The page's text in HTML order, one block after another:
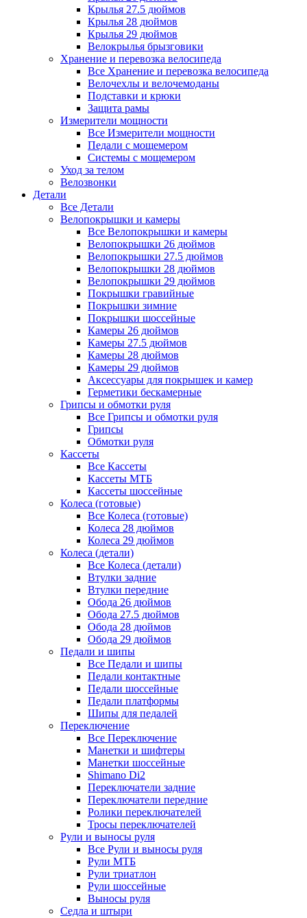
Крылья 27.5 дюймов
Крылья 28 дюймов
Крылья 29 дюймов
Велокрылья брызговики
Хранение и перевозка велосипеда
Все Хранение и перевозка велосипеда
Велочехлы и велочемоданы
Подставки и крюки
Защита рамы
Измерители мощности
Все Измерители мощности
Педали с мощемером
Системы с мощемером
Уход за телом
Велозвонки
Детали
Все Детали
Велопокрышки и камеры
Все Велопокрышки и камеры
Велопокрышки 26 дюймов
Велопокрышки 27.5 дюймов
Велопокрышки 28 дюймов
Велопокрышки 29 дюймов
Покрышки гравийные
Покрышки зимние
Покрышки шоссейные
Камеры 26 дюймов
Камеры 27.5 дюймов
Камеры 28 дюймов
Камеры 29 дюймов
Аксессуары для покрышек и камер
Герметики бескамерные
Грипсы и обмотки руля
Все Грипсы и обмотки руля
Грипсы
Обмотки руля
Кассеты
Все Кассеты
Кассеты МТБ
Кассеты шоссейные
Колеса (готовые)
Все Колеса (готовые)
Колеса 28 дюймов
Колеса 29 дюймов
Колеса (детали)
Все Колеса (детали)
Втулки задние
Втулки передние
Обода 26 дюймов
Обода 27.5 дюймов
Обода 28 дюймов
Обода 29 дюймов
Педали и шипы
Все Педали и шипы
Педали контактные
Педали шоссейные
Педали платформы
Шипы для педалей
Переключение
Все Переключение
Манетки и шифтеры
Манетки шоссейные
Shimano Di2
Переключатели задние
Переключатели передние
Ролики переключателей
Тросы переключателей
Рули и выносы руля
Все Рули и выносы руля
Рули МТБ
Рули триатлон
Рули шоссейные
Выносы руля
Седла и штыри